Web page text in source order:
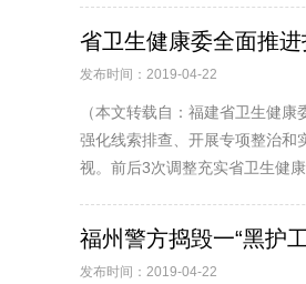
省卫生健康委全面推
发布时间：2019-04-22
（本文转载自：福建省卫生健
强化线索排查、开展专项整治
视。前后3次调整充实省卫生健
福州警方捣毁一“黑护
发布时间：2019-04-22